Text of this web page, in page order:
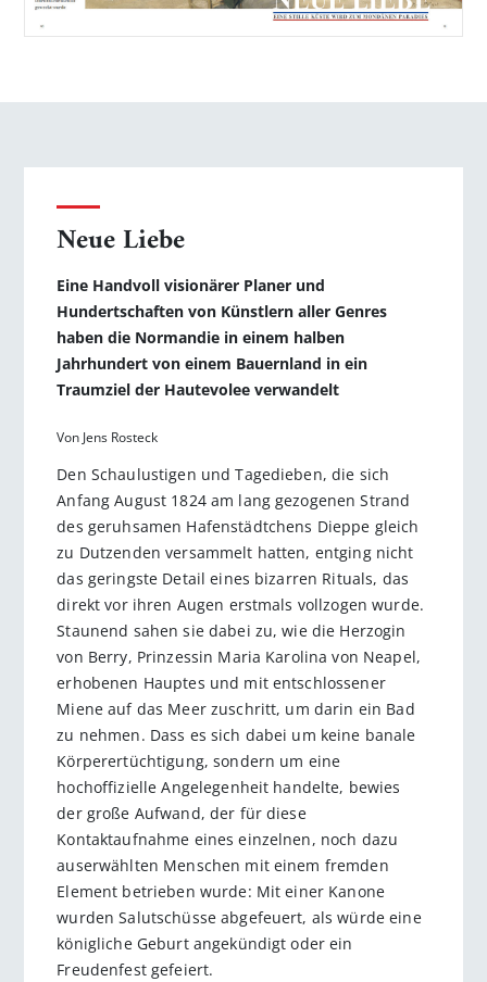
Neue Liebe
Eine Handvoll visionärer Planer und
Hundertschaften von Künstlern aller Genres
haben die Normandie in einem halben
Jahrhundert von einem Bauernland in ein
Traumziel der Hautevolee verwandelt
Von Jens Rosteck
Den Schaulustigen und Tagedieben, die sich
Anfang August 1824 am lang gezogenen Strand
des geruhsamen Hafenstädtchens Dieppe gleich
zu Dutzenden versammelt hatten, entging nicht
das geringste Detail eines bizarren Rituals, das
direkt vor ihren Augen erstmals vollzogen wurde.
Staunend sahen sie dabei zu, wie die Herzogin
von Berry, Prinzessin Maria Karolina von Neapel,
erhobenen Hauptes und mit entschlossener
Miene auf das Meer zuschritt, um darin ein Bad
zu nehmen. Dass es sich dabei um keine banale
Körperertüchtigung, sondern um eine
hochoffizielle Angelegenheit handelte, bewies
der große Aufwand, der für diese
Kontaktaufnahme eines einzelnen, noch dazu
auserwählten Menschen mit einem fremden
Element betrieben wurde: Mit einer Kanone
wurden Salutschüsse abgefeuert, als würde eine
königliche Geburt angekündigt oder ein
Freudenfest gefeiert.